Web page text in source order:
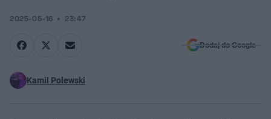
2025-05-16 23:47
Dodaj do Google
Kamil Polewski